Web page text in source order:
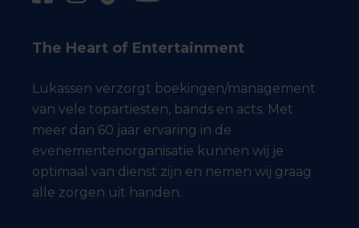
The Heart of Entertainment
Lukassen verzorgt boekingen/management
van vele topartiesten, bands en acts. Met
meer dan 60 jaar ervaring in de
evenementenorganisatie kunnen wij je
optimaal van dienst zijn en nemen wij graag
alle zorgen uit handen.